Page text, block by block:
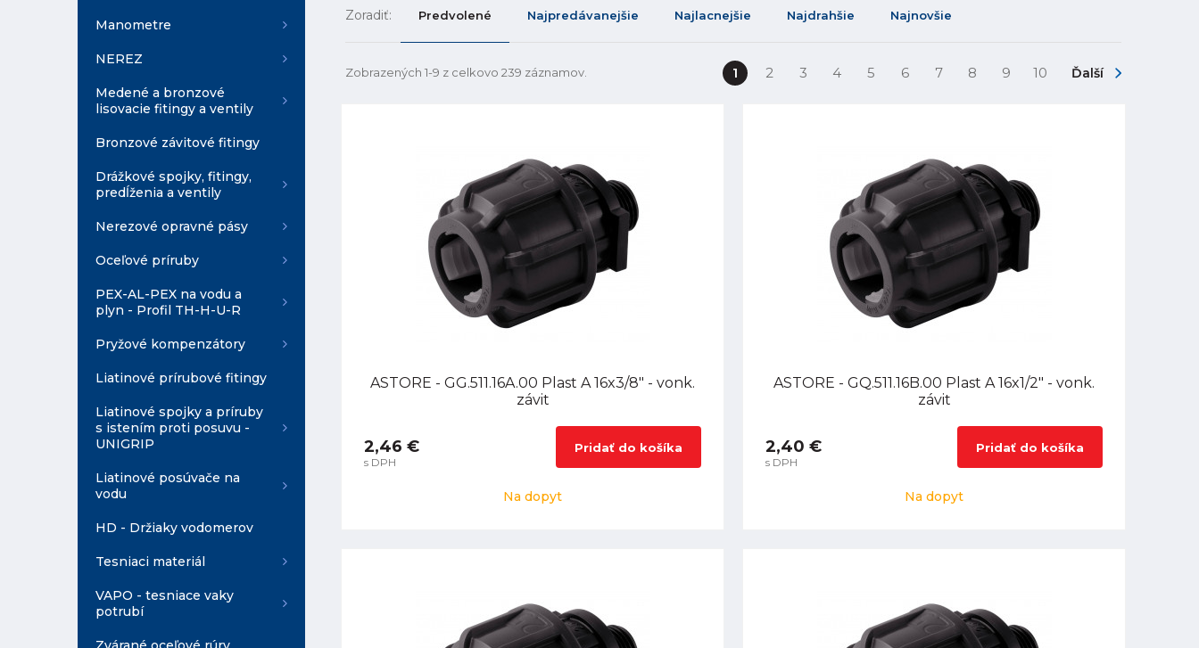
Manometre
NEREZ
Medené a bronzové
lisovacie fitingy a ventily
Bronzové závitové fitingy
Drážkové spojky, fitingy,
predĺženia a ventily
Nerezové opravné pásy
Oceľové príruby
PEX-AL-PEX na vodu a
plyn - Profil TH-H-U-R
Pryžové kompenzátory
Liatinové prírubové fitingy
Liatinové spojky a príruby
s istením proti posuvu -
UNIGRIP
Liatinové posúvače na
vodu
HD - Držiaky vodomerov
Tesniaci materiál
VAPO - tesniace vaky
potrubí
Zoradiť: Predvolené Najpredávanejšie Najlacnejšie Najdrahšie Najnovšie
Zobrazených 1-9 z celkovo 239 záznamov. 1 2 3 4 5 6 7 8 9 10 Ďalší
ASTORE - GG.511.16A.00 Plast A 16x3/8" - vonk.
závit
2,46 €
s DPH
Pridať do košíka
Na dopyt
ASTORE - GQ.511.16B.00 Plast A 16x1/2" - vonk.
závit
2,40 €
s DPH
Pridať do košíka
Na dopyt